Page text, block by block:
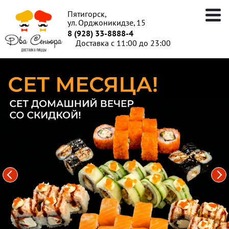
Пятигорск,
ул. Орджоникидзе, 15
8 (928) 33-8888-4
Доставка с 11:00 до 23:00